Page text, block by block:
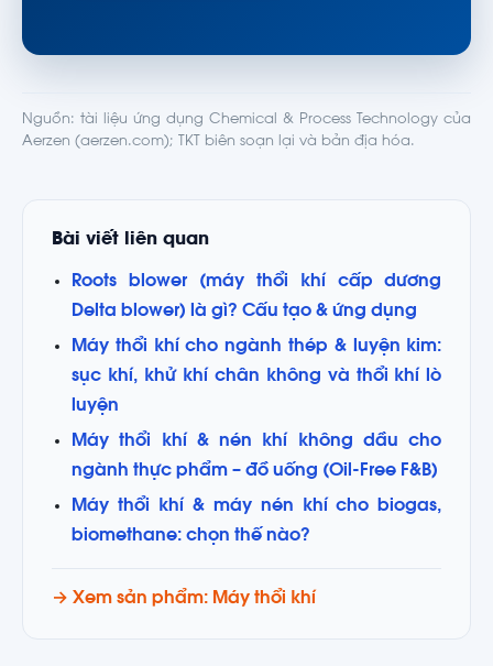
Nguồn: tài liệu ứng dụng Chemical & Process Technology của
Aerzen (aerzen.com); TKT biên soạn lại và bản địa hóa.
Bài viết liên quan
Roots blower (máy thổi khí cấp dương
Delta blower) là gì? Cấu tạo & ứng dụng
Máy thổi khí cho ngành thép & luyện kim:
sục khí, khử khí chân không và thổi khí lò
luyện
Máy thổi khí & nén khí không dầu cho
ngành thực phẩm – đồ uống (Oil-Free F&B)
Máy thổi khí & máy nén khí cho biogas,
biomethane: chọn thế nào?
→ Xem sản phẩm: Máy thổi khí